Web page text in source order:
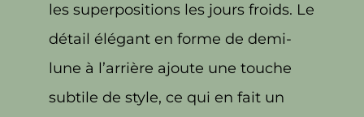
les superpositions les jours froids. Le
détail élégant en forme de demi-
lune à l’arrière ajoute une touche
subtile de style, ce qui en fait un